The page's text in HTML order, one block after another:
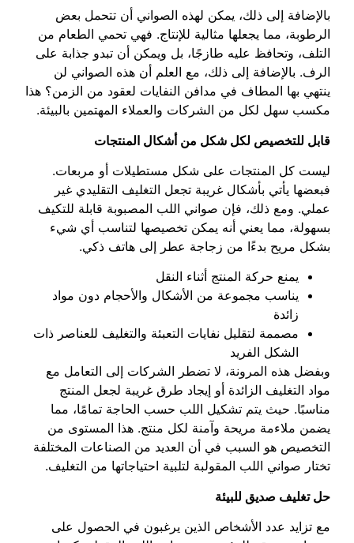
بالإضافة إلى ذلك، يمكن لهذه الصواني أن تتحمل بعض
الرطوبة، مما يجعلها مثالية للإنتاج. فهي تحمي الطعام من
التلف، وتحافظ عليه طازجًا، بل ويمكن أن تبدو جذابة على
الرف. بالإضافة إلى ذلك، مع العلم أن هذه الصواني لن
ينتهي بها المطاف في مدافن النفايات لعقود من الزمن؟ هذا
مكسب سهل لكل من الشركات والعملاء المهتمين بالبيئة.
قابل للتخصيص لكل شكل من أشكال المنتجات
ليست كل المنتجات على شكل مستطيلات أو مربعات.
فبعضها يأتي بأشكال غريبة تجعل التغليف التقليدي غير
عملي. ومع ذلك، فإن صواني اللب المصبوبة قابلة للتكيف
بسهولة، مما يعني أنه يمكن تخصيصها لتناسب أي شيء
بشكل مريح بدءًا من زجاجة عطر إلى هاتف ذكي.
يمنع حركة المنتج أثناء النقل
يناسب مجموعة من الأشكال والأحجام دون مواد
زائدة
مصممة لتقليل نفايات التعبئة والتغليف للعناصر ذات
الشكل الفريد
وبفضل هذه المرونة، لا تضطر الشركات إلى التعامل مع
مواد التغليف الزائدة أو إيجاد طرق غريبة لجعل المنتج
مناسبًا. حيث يتم تشكيل اللب حسب الحاجة تمامًا، مما
يضمن ملاءمة مريحة وآمنة لكل منتج. هذا المستوى من
التخصيص هو السبب في أن العديد من الصناعات المختلفة
تختار صواني اللب المقولبة لتلبية احتياجاتها من التغليف.
حل تغليف صديق للبيئة
مع تزايد عدد الأشخاص الذين يرغبون في الحصول على